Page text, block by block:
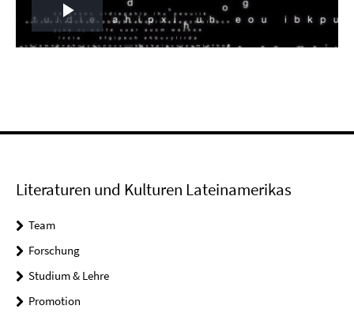
Play
Literaturen und Kulturen Lateinamerikas
Team
Forschung
Studium & Lehre
Promotion